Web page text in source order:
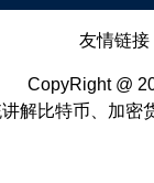
友情链接
CopyRight @
解比特币、加密